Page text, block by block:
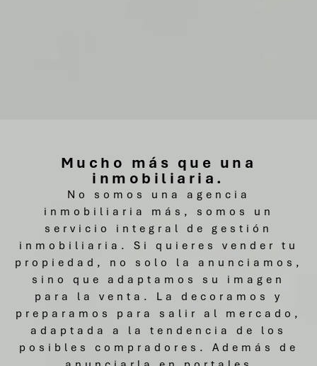
Mucho más que una
inmobiliaria.
No somos una agencia
inmobiliaria más, somos un
servicio integral de gestión
inmobiliaria. Si quieres vender tu
propiedad, no solo la anunciamos,
sino que adaptamos su imagen
para la venta. La decoramos y
preparamos para salir al mercado,
adaptada a la tendencia de los
posibles compradores. Además de